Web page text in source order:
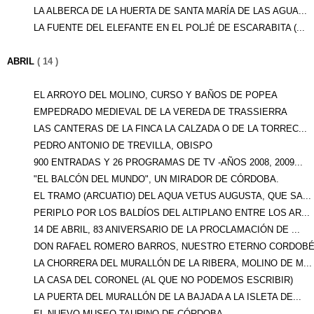
LA ALBERCA DE LA HUERTA DE SANTA MARÍA DE LAS AGUA...
LA FUENTE DEL ELEFANTE EN EL POLJÉ DE ESCARABITA (...
ABRIL ( 14 )
EL ARROYO DEL MOLINO, CURSO Y BAÑOS DE POPEA
EMPEDRADO MEDIEVAL DE LA VEREDA DE TRASSIERRA
LAS CANTERAS DE LA FINCA LA CALZADA O DE LA TORREC...
PEDRO ANTONIO DE TREVILLA, OBISPO
900 ENTRADAS Y 26 PROGRAMAS DE TV -AÑOS 2008, 2009...
"EL BALCÓN DEL MUNDO", UN MIRADOR DE CÓRDOBA.
EL TRAMO (ARCUATIO) DEL AQUA VETUS AUGUSTA, QUE SA...
PERIPLO POR LOS BALDÍOS DEL ALTIPLANO ENTRE LOS AR...
14 DE ABRIL, 83 ANIVERSARIO DE LA PROCLAMACIÓN DE ...
DON RAFAEL ROMERO BARROS, NUESTRO ETERNO
LA CHORRERA DEL MURALLÓN DE LA RIBERA, MOLINO DE M...
LA CASA DEL CORONEL (AL QUE NO PODEMOS ESCRIBIR)
LA PUERTA DEL MURALLÓN DE LA BAJADA A LA ISLETA DE...